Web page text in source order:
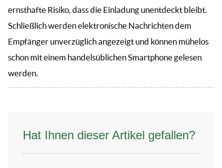
ernsthafte Risiko, dass die Einladung unentdeckt bleibt.
Schließlich werden elektronische Nachrichten dem
Empfänger unverzüglich angezeigt und können mühelos
schon mit einem handelsüblichen Smartphone gelesen
werden.
Hat Ihnen dieser Artikel gefallen?